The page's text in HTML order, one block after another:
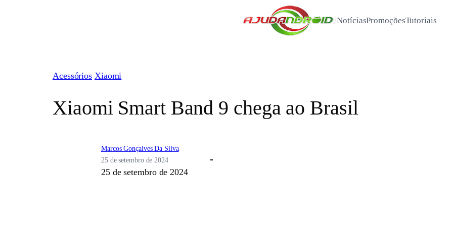
/NotíciasPromoçõesTutoriais
Acessórios Xiaomi
Xiaomi Smart Band 9 chega ao Brasil
Marcos Gonçalves Da Silva
25 de setembro de 2024
25 de setembro de 2024